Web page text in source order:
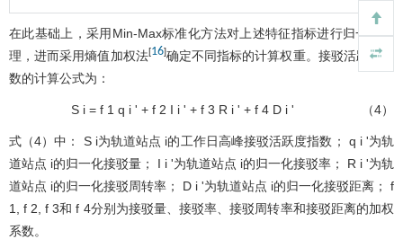
在此基础上，采用Min-Max标准化方法对上述特征指标进行归一化处
理，进而采用熵值加权法[16]确定不同指标的计算权重。接驳活跃度指
数的计算公式为：
S i = f 1 q i ' + f 2 I i ' + f 3 R i ' + f 4 D i ' （4）
式（4）中： S i为轨道站点 i的工作日高峰接驳活跃度指数； q i '为轨
道站点 i的归一化接驳量； I i '为轨道站点 i的归一化接驳率； R i '为轨
道站点 i的归一化接驳周转率； D i '为轨道站点 i的归一化接驳距离；
f
1
,f 2 ,f 3和 f 4分别为接驳量、接驳率、接驳周转率和接驳距离的加权
系数。